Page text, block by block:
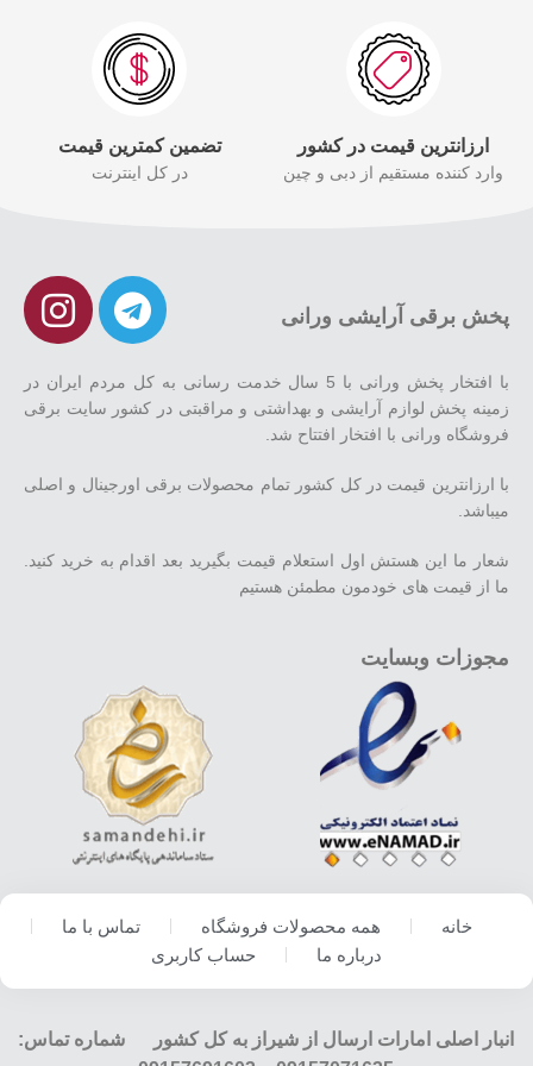
ارزانترین قیمت در کشور
وارد کننده مستقیم از دبی و چین
تضمین کمترین قیمت
در کل اینترنت
پخش برقی آرایشی ورانی
با افتخار پخش ورانی با 5 سال خدمت رسانی به کل مردم ایران در
زمینه پخش لوازم آرایشی و بهداشتی و مراقبتی در کشور سایت برقی
فروشگاه ورانی با افتخار افتتاح شد.
با ارزانترین قیمت در کل کشور تمام محصولات برقی اورجینال و اصلی
میباشد.
شعار ما این هستش اول استعلام قیمت بگیرید بعد اقدام به خرید کنید.
ما از قیمت های خودمون مطمئن هستیم
مجوزات وبسایت
خانه همه محصولات فروشگاه
تماس با ما
درباره ما
حساب کاربری
انبار اصلی امارات ارسال از شیراز به کل کشور شماره تماس: